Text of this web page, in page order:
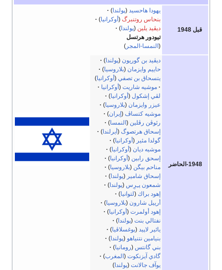
قبل 1948
يهودا هاحسيد (پولندا)
بنحاس روتنبرگ ( أوكرانيا)
ديڤيد يلين (پولندا)
تيودور هرتسل
( النمسا-المجر)
1948-الحاضر
ديڤيد بن گوريون (پولندا)
حاييم وايزمان (بلاروسيا)
يتسحاق بن تصفي ( أوكرانيا)
موشيه شاريت ( أوكرانيا
لڤي إشكول ( أوكرانيا)
عيزر وايزمان (بلاروسيا)
موشيه كتساڤ ( إيران)
رئوڤن رڤلين ( النمسا)
إسحاق هرتصوگ ( أيرلندا)
گولدا مئير ( أوكرانيا)
موشيه ديان ( أوكرانيا)
إسحق رابين ( أوكرانيا)
مناحم بيگن (بلاروسيا)
إسحاق شامير (پولندا)
شمعون پـِرِس (پولندا)
إهود براك (لتوانيا)
أرييل شارون (بلاروسيا)
إهود أولمرت ( أوكرانيا)
نفتالي بنت (پولندا)
يائير لاپيد (يوغسلاڤيا)
بنيامين نتنياهو (پولندا)
بني گانتس (رومانيا)
گادي آيزنكوت ( المغرب)
يوآف جالانت (پولندا)